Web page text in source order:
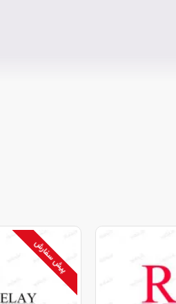
پیش سفارش